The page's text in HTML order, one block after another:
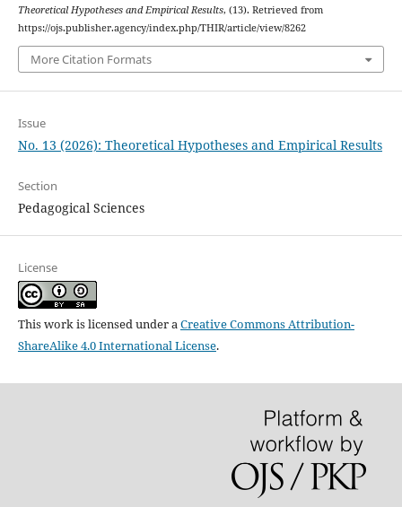
Theoretical Hypotheses and Empirical Results, (13). Retrieved from
https://ojs.publisher.agency/index.php/THIR/article/view/8262
More Citation Formats
Issue
No. 13 (2026): Theoretical Hypotheses and Empirical Results
Section
Pedagogical Sciences
License
This work is licensed under aCreative Commons Attribution-
ShareAlike 4.0 International License.